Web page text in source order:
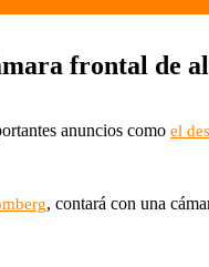
frontal de
anuncios como el
, contará con una